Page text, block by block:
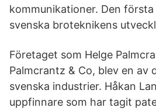
kommunikationer. Den
svenska broteknikens
Företaget som Helge
Palmcrantz & Co, blev en av
svenska industrier. Håkan
uppfinnare som har tagit